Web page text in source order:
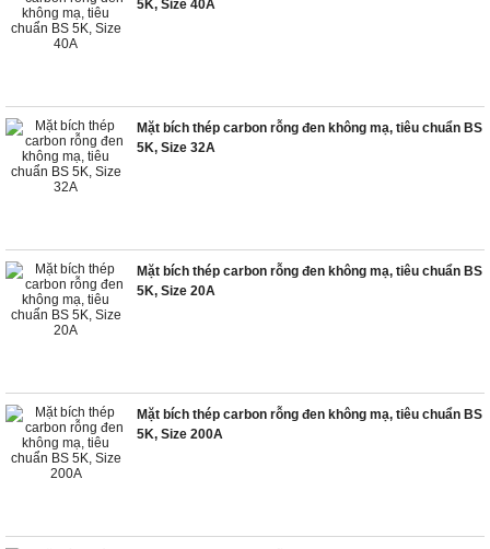
5K, Size 40A
Mặt bích thép carbon rỗng đen không mạ, tiêu chuẩn BS
5K, Size 32A
Mặt bích thép carbon rỗng đen không mạ, tiêu chuẩn BS
5K, Size 20A
Mặt bích thép carbon rỗng đen không mạ, tiêu chuẩn BS
5K, Size 200A